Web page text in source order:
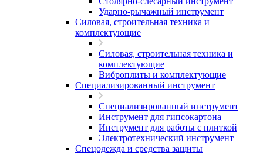
Ударно-рычажный инструмент
Силовая, строительная техника и
комплектующие
Силовая, строительная техника и
комплектующие
Виброплиты и комплектующие
Специализированный инструмент
Специализированный инструмент
Инструмент для гипсокартона
Инструмент для работы с плиткой
Электротехнический инструмент
Спецодежда и средства защиты